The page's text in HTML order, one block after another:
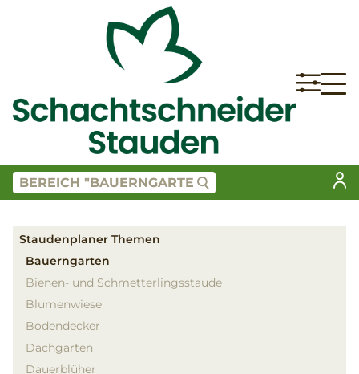
Staudenplaner Themen
Bauerngarten
Bienen- und Schmetterlingsstaude
Blumenwiese
Bodendecker
Dachgarten
Dauerblüher